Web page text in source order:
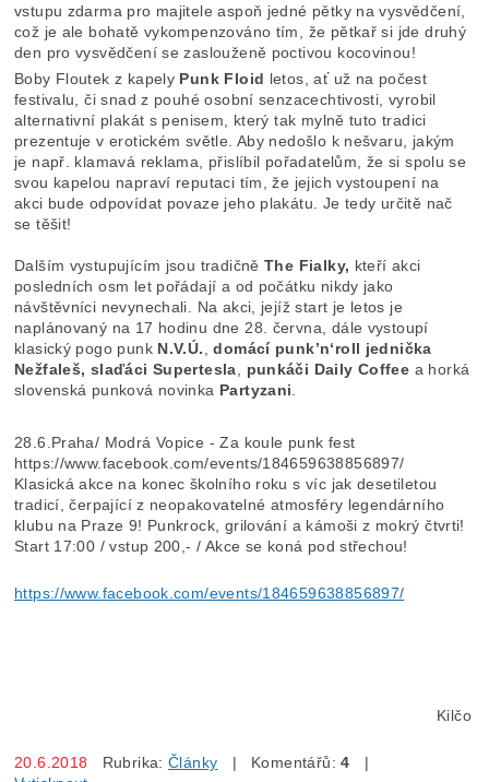
vstupu zdarma pro majitele aspoň jedné pětky na vysvědčení,
což je ale bohatě vykompenzováno tím, že pětkař si jde druhý
den pro vysvědčení se zaslouženě poctivou kocovinou!
Boby Floutek z kapely Punk Floid letos, ať už na počest
festivalu, či snad z pouhé osobní senzacechtivosti, vyrobil
alternativní plakát s penisem, který tak mylně tuto tradici
prezentuje v erotickém světle. Aby nedošlo k nešvaru, jakým
je např. klamavá reklama, přislíbil pořadatelům, že si spolu se
svou kapelou napraví reputaci tím, že jejich vystoupení na
akci bude odpovídat povaze jeho plakátu. Je tedy určitě nač
se těšit!
Dalším vystupujícím jsou tradičněThe Fialky, kteří akci
posledních osm let pořádají a od počátku nikdy jako
návštěvníci nevynechali. Na akci, jejíž start je letos je
naplánovaný na 17 hodinu dne 28. června, dále vystoupí
klasický pogo punk N.V.Ú.
domácí punk’n‘roll jednička
Nežfaleš, slaďáci Supertesla punkáči Daily Coffee a horká
slovenská punková novinka Partyzani
28.6.Praha/ Modrá Vopice - Za koule punk fest
https://www.facebook.com/events/184659638856897/
Klasická akce na konec školního roku s víc jak desetiletou
tradicí, čerpající z neopakovatelné atmosféry legendárního
klubu na Praze 9! Punkrock, grilování a kámoši z mokrý čtvrti!
Start 17:00 / vstup 200,- / Akce se koná pod střechou!
https://www.facebook.com/events/184659638856897/
Kilčo
20.6.2018 Rubrika:Články | Komentářů:4 |